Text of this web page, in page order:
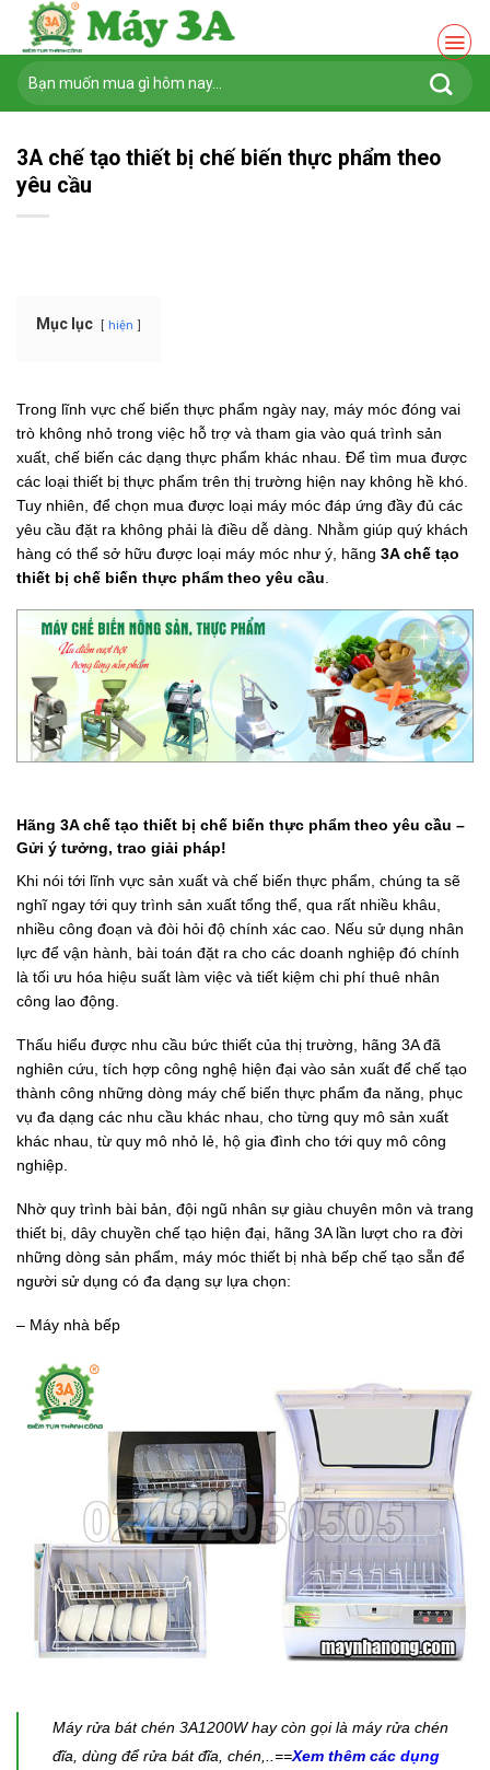
Chuyển
nội
dung
Tìm
kiếm:
3A chế tạo thiết bị chế biến thực phẩm theo
yêu cầu
Mục lục hiện
Trong lĩnh vực chế biến thực phẩm ngày nay, máy móc đóng vai
trò không nhỏ trong việc hỗ trợ và tham gia vào quá trình sản
xuất, chế biến các dạng thực phẩm khác nhau. Để tìm mua được
các loại thiết bị thực phẩm trên thị trường hiện nay không hề khó.
Tuy nhiên, để chọn mua được loại máy móc đáp ứng đầy đủ các
yêu cầu đặt ra không phải là điều dễ dàng. Nhằm giúp quý khách
hàng có thể sở hữu được loại máy móc như ý, hãng 3A chế tạo
thiết bị chế biến thực phẩm theo yêu cầu
Hãng 3A chế tạo thiết bị chế biến thực phẩm theo yêu cầu –
Gửi ý tưởng, trao giải pháp!
Khi nói tới lĩnh vực sản xuất và chế biến thực phẩm, chúng ta sẽ
nghĩ ngay tới quy trình sản xuất tổng thể, qua rất nhiều khâu,
nhiều công đoạn và đòi hỏi độ chính xác cao. Nếu sử dụng nhân
lực để vận hành, bài toán đặt ra cho các doanh nghiệp đó chính
là tối ưu hóa hiệu suất làm việc và tiết kiệm chi phí thuê nhân
công lao động.
Thấu hiểu được nhu cầu bức thiết của thị trường, hãng 3A đã
nghiên cứu, tích hợp công nghệ hiện đại vào sản xuất để chế tạo
thành công những dòng máy chế biến thực phẩm đa năng, phục
vụ đa dạng các nhu cầu khác nhau, cho từng quy mô sản xuất
khác nhau, từ quy mô nhỏ lẻ, hộ gia đình cho tới quy mô công
nghiệp.
Nhờ quy trình bài bản, đội ngũ nhân sự giàu chuyên môn và trang
thiết bị, dây chuyền chế tạo hiện đại, hãng 3A lần lượt cho ra đời
những dòng sản phẩm, máy móc thiết bị nhà bếp chế tạo sẵn để
người sử dụng có đa dạng sự lựa chọn:
– Máy nhà bếp
Máy rửa bát chén 3A1200W hay còn gọi là máy rửa chén
đĩa, dùng để rửa bát đĩa, chén,..==Xem thêm cácdụng